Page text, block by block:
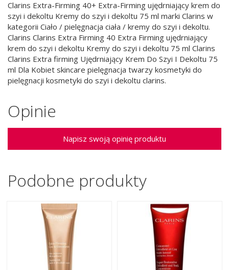
Clarins Extra-Firming 40+ Extra-Firming ujędrniający krem do
szyi i dekoltu Kremy do szyi i dekoltu 75 ml marki Clarins w
kategorii Ciało / pielęgnacja ciała / kremy do szyi i dekoltu.
Clarins Clarins Extra Firming 40 Extra Firming ujędrniający
krem do szyi i dekoltu Kremy do szyi i dekoltu 75 ml Clarins
Clarins Extra firming Ujędrniający Krem Do Szyi I Dekoltu 75
ml Dla Kobiet skincare pielęgnacja twarzy kosmetyki do
pielęgnacji kosmetyki do szyi i dekoltu clarins.
Opinie
Napisz swoją opinię produktu
Podobne produkty